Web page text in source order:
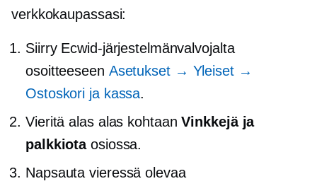
verkkokaupassasi:
Siirry Ecwid-järjestelmänvalvojalta
osoitteeseen Asetukset → Yleiset →
Ostoskori ja kassa.
Vieritä alas alas kohtaanVinkkejä ja
palkkiotaosiossa.
Napsauta vieressä olevaa